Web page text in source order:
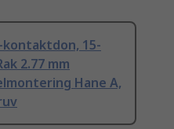
kontaktdon, 15-
2.77 mm
Hane A,